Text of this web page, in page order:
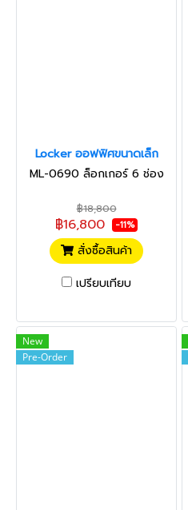
Locker ออฟฟิศขนาดเล็ก
ML-0690 ล็อกเกอร์ 6 ช่อง
฿18,800
฿16,800 -11%
สั่งซื้อสินค้า
เปรียบเทียบ
New
Pre-Order